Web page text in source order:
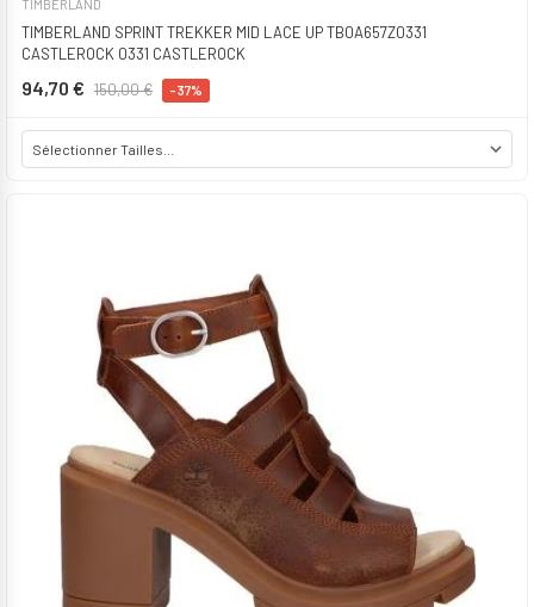
TIMBERLAND
TIMBERLAND SPRINT TREKKER MID LACE UP TB0A657Z0331
CASTLEROCK 0331 CASTLEROCK
94,70 € 150,00 € -37%